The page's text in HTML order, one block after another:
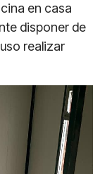
en casa
disponer de
realizar